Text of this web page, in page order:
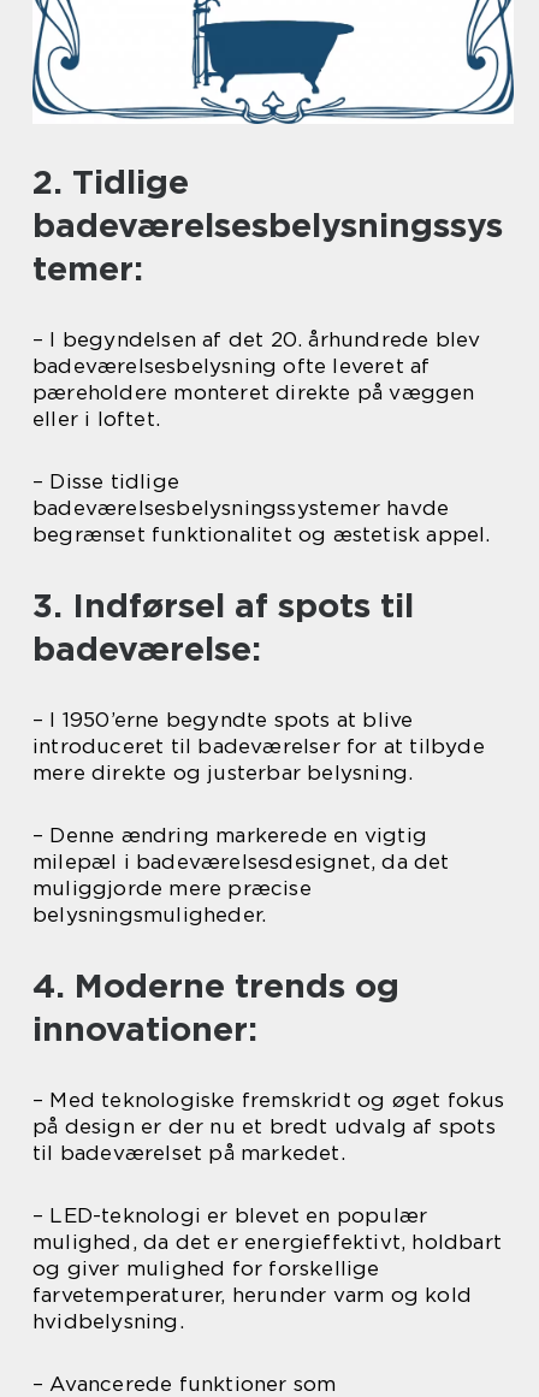
2. Tidlige
badeværelsesbelysningssys
temer:
– I begyndelsen af det 20. århundrede blev
badeværelsesbelysning ofte leveret af
pæreholdere monteret direkte på væggen
eller i loftet.
– Disse tidlige
badeværelsesbelysningssystemer havde
begrænset funktionalitet og æstetisk appel.
3. Indførsel af spots til
badeværelse:
– I 1950’erne begyndte spots at blive
introduceret til badeværelser for at tilbyde
mere direkte og justerbar belysning.
– Denne ændring markerede en vigtig
milepæl i badeværelsesdesignet, da det
muliggjorde mere præcise
belysningsmuligheder.
4. Moderne trends og
innovationer:
– Med teknologiske fremskridt og øget fokus
på design er der nu et bredt udvalg af spots
til badeværelset på markedet.
– LED-teknologi er blevet en populær
mulighed, da det er energieffektivt, holdbart
og giver mulighed for forskellige
farvetemperaturer, herunder varm og kold
hvidbelysning.
– Avancerede funktioner som